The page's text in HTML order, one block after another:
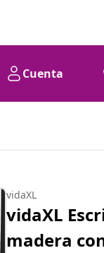
Cuenta
vidaXL
vidaXL
madera